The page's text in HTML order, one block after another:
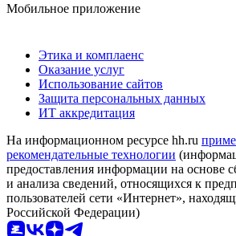
Мобильное приложение
Этика и комплаенс
Оказание услуг
Использование сайтов
Защита персональных данных
ИТ аккредитация
На информационном ресурсе hh.ru
рекомендательные технологии
предоставления информации на основе
и анализа сведений, относящихся к
пользователей сети «Интернет»,
Российской Федерации)